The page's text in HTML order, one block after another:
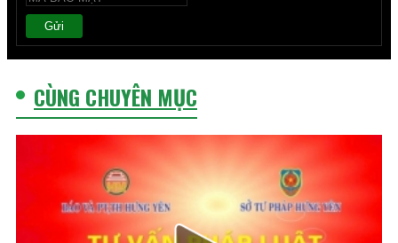
Gửi
CÙNG CHUYÊN MỤC